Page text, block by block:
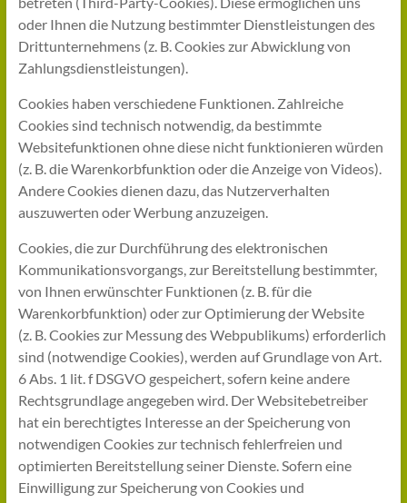
oder Ihnen die Nutzung bestimmter Dienstleistungen des
Drittunternehmens (z. B. Cookies zur Abwicklung von
Zahlungsdienstleistungen).
Cookies haben verschiedene Funktionen. Zahlreiche
Cookies sind technisch notwendig, da bestimmte
Websitefunktionen ohne diese nicht funktionieren würden
(z. B. die Warenkorbfunktion oder die Anzeige von Videos).
Andere Cookies dienen dazu, das Nutzerverhalten
auszuwerten oder Werbung anzuzeigen.
Cookies, die zur Durchführung des elektronischen
Kommunikationsvorgangs, zur Bereitstellung bestimmter,
von Ihnen erwünschter Funktionen (z. B. für die
Warenkorbfunktion) oder zur Optimierung der Website
(z. B. Cookies zur Messung des Webpublikums) erforderlich
sind (notwendige Cookies), werden auf Grundlage von Art.
6 Abs. 1 lit. f DSGVO gespeichert, sofern keine andere
Rechtsgrundlage angegeben wird. Der Websitebetreiber
hat ein berechtigtes Interesse an der Speicherung von
notwendigen Cookies zur technisch fehlerfreien und
optimierten Bereitstellung seiner Dienste. Sofern eine
Einwilligung zur Speicherung von Cookies und